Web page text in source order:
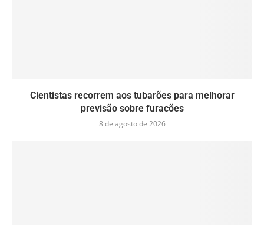
Cientistas recorrem aos tubarões para melhorar
previsão sobre furacões
8 de agosto de 2026